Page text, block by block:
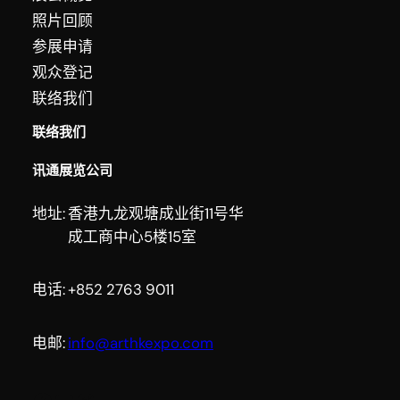
照片回顾
参展申请
观众登记
联络我们
联络我们
讯通展览公司
地址:香港九龙观塘成业街11号华
成工商中心5楼15室
电话:+852 2763 9011
电邮:info@arthkexpo.com